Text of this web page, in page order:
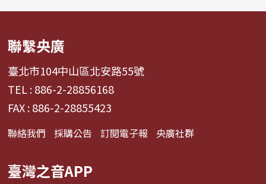
聯繫央廣
臺北市104中山區北安路55號
TEL : 886-2-28856168
FAX : 886-2-28855423
聯絡我們 採購公告 訂閱電子報 央廣社群
臺灣之音APP